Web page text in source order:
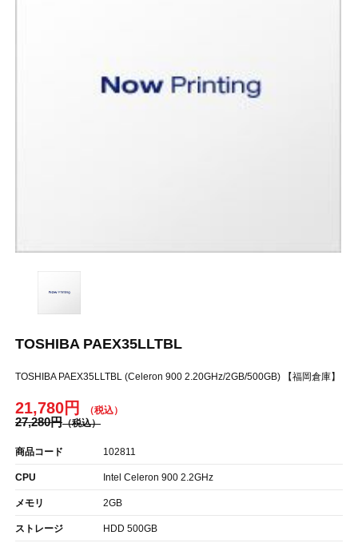
TOSHIBA PAEX35LLTBL
TOSHIBA PAEX35LLTBL (Celeron 900 2.20GHz/2GB/500GB) 【福岡倉庫】
21,780円
27,280円
商品コード 102811
CPU Intel Celeron 900 2.2GHz
メモリ 2GB
ストレージ HDD 500GB